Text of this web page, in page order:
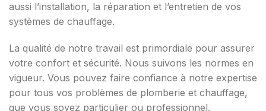
aussi l’installation, la réparation et l’entretien de vos
systèmes de chauffage.
La qualité de notre travail est primordiale pour assurer
votre confort et sécurité. Nous suivons les normes en
vigueur. Vous pouvez faire confiance à notre expertise
pour tous vos problèmes de plomberie et chauffage,
que vous soyez particulier ou professionnel.